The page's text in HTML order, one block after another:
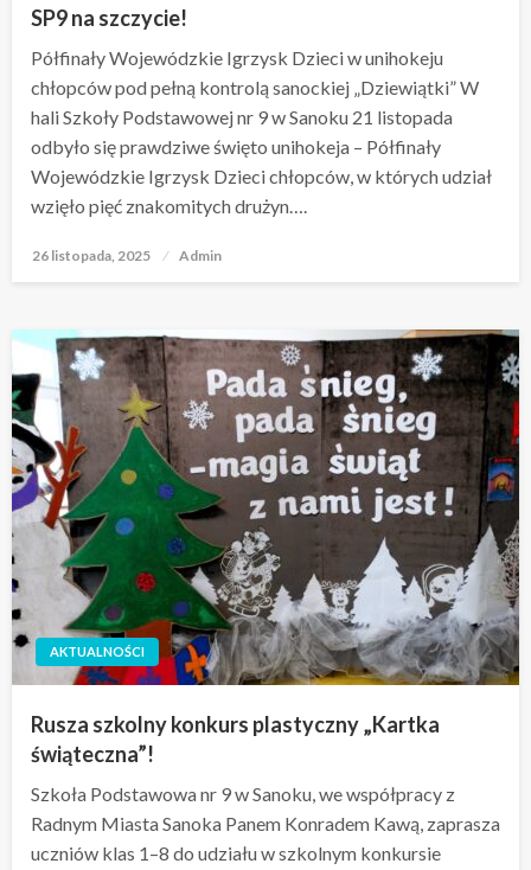
SP9 na szczycie!
Półfinały Wojewódzkie Igrzysk Dzieci w unihokeju
chłopców pod pełną kontrolą sanockiej „Dziewiątki” W
hali Szkoły Podstawowej nr 9 w Sanoku 21 listopada
odbyło się prawdziwe święto unihokeja – Półfinały
Wojewódzkie Igrzysk Dzieci chłopców, w których udział
wzięło pięć znakomitych drużyn….
Opublikowane
26 listopada, 2025 Admin
AKTUALNOŚCI
Rusza szkolny konkurs plastyczny „Kartka
świąteczna”!
Szkoła Podstawowa nr 9 w Sanoku, we współpracy z
Radnym Miasta Sanoka Panem Konradem Kawą, zaprasza
uczniów klas 1–8 do udziału w szkolnym konkursie